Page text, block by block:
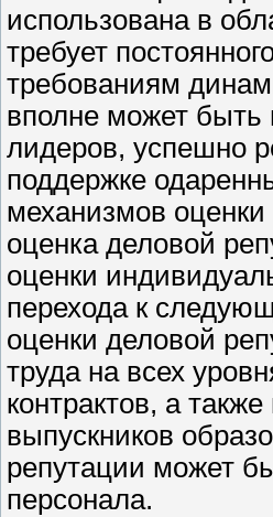
использована в
требует
требованиям
вполне может быть
лидеров, успешно
поддержке
механизмов оценки
оценка деловой
оценки
перехода к
оценки деловой
труда на всех
контрактов, а
выпускников
репутации может
персонала.